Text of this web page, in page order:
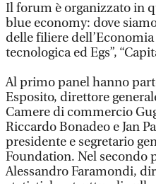
Il forum è organizzato in
blue economy: dove
delle filiere
tecnologica ed Egs”,
Al primo panel hanno
Esposito, direttore
Camere di commercio
Riccardo Bonadeo e Jan
presidente e segretario
Foundation. Nel secondo
Alessandro Faramondi,